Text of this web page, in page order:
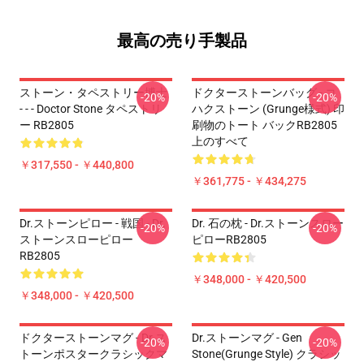
最高の売り手製品
ストーン・タペストリー博士
- - - Doctor Stone タペストリ
ー RB2805
￥317,550 - ￥440,800
-20%
ドクターストーンバッグ - コ
ハクストーン (Grunge様式) 印
刷物のトート バックRB2805
上のすべて
￥361,775 - ￥434,275
-20%
Dr.ストーンピロー - 戦国 - Dr.
ストーンスローピロー
RB2805
￥348,000 - ￥420,500
-20%
Dr. 石の枕 - Dr.ストーンスロー
ピローRB2805
￥348,000 - ￥420,500
-20%
ドクターストーンマグ - Dr.ス
トーンポスタークラシックマ
-20%
Dr.ストーンマグ - Gen
Stone(Grunge Style) クラシッ
-20%